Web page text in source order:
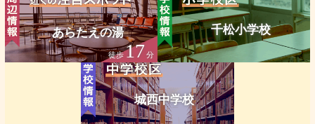
あらたえの湯
徒歩17分
千松小学校
城西中学校